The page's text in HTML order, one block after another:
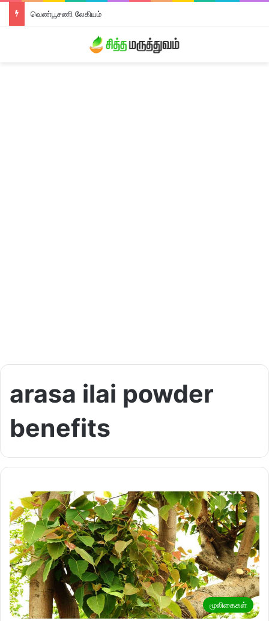
திரிபலா லேகியம்
arasa ilai powder
benefits
மூலிகைகள்